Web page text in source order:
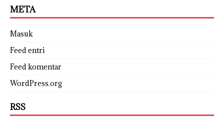
META
Masuk
Feed entri
Feed komentar
WordPress.org
RSS